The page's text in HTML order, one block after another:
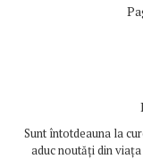
Sunt întotdeauna la
aduc noutăți din